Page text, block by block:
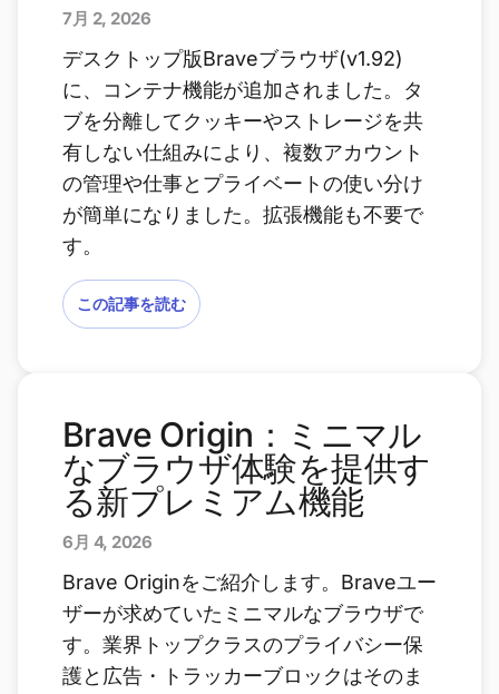
7月 2, 2026
デスクトップ版Braveブラウザ(v1.92)
に、コンテナ機能が追加されました。タ
ブを分離してクッキーやストレージを共
有しない仕組みにより、複数アカウント
の管理や仕事とプライベートの使い分け
が簡単になりました。拡張機能も不要で
す。
この記事を読む
Brave Origin：ミニマル
なブラウザ体験を提供す
る新プレミアム機能
6月 4, 2026
Brave Originをご紹介します。Braveユー
ザーが求めていたミニマルなブラウザで
す。業界トップクラスのプライバシー保
護と広告・トラッカーブロックはそのま